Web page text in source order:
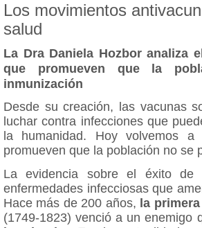
Los movimientos
salud
La Dra Daniela Hozbor analiza
que promueven que la
inmunización
Desde su creación, las vacunas
luchar contra infecciones que
la humanidad. Hoy volvemos
promueven que la población no se
La evidencia sobre el éxito de
enfermedades infecciosas que
Hace más de 200 años, la
(1749-1823) venció a un enemigo